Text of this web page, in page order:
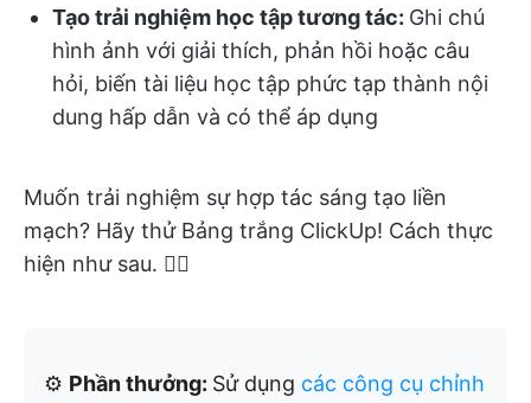
Tạo trải nghiệm học tập tương tác: Ghi chú
hình ảnh với giải thích, phản hồi hoặc câu
hỏi, biến tài liệu học tập phức tạp thành nội
dung hấp dẫn và có thể áp dụng
Muốn trải nghiệm sự hợp tác sáng tạo liền
mạch? Hãy thử Bảng trắng ClickUp! Cách thực
hiện như sau. 👇🏼
⚙️ Phần thưởng: Sử dụng các công cụ chỉnh